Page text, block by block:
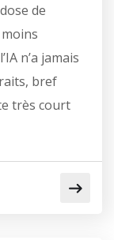
de
n’a jamais
bref
très court